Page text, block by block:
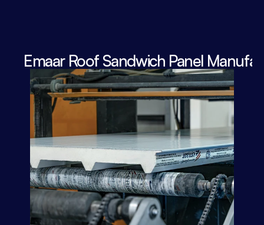
Emaar Roof Sandwich Panel